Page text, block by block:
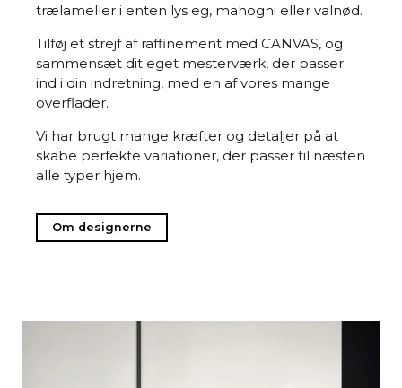
trælameller i enten lys eg, mahogni eller valnød.
Tilføj et strejf af raffinement med CANVAS, og
sammensæt dit eget mesterværk, der passer
ind i din indretning, med en af vores mange
overflader.
Vi har brugt mange kræfter og detaljer på at
skabe perfekte variationer, der passer til næsten
alle typer hjem.
Om designerne